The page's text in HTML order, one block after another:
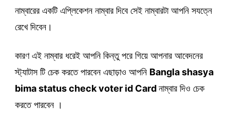
নাম্বারের একটি এপ্লিকেশন নাম্বার দিবে সেই নাম্বারটা আপনি সযত্নে
রেখে দিবেন।
কারণ এই নাম্বার ধরেই আপনি কিন্তু পরে গিয়ে আপনার আবেদনের
স্ট্যাটাস টি চেক করতে পারবেন এছাড়াও আপনি Bangla shasya
bima status check voter id Cardনাম্বার দিও চেক
করতে পারবেন ।